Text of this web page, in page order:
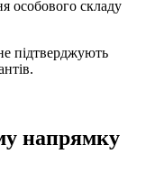
особового складу
підтверджують
напрямку